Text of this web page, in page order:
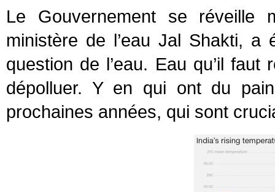
Le Gouvernement se réveille
ministère de l’eauJal Shakti, a
question de l’eau. Eau qu’il
dépolluer. Y en qui ont du
prochaines années, qui sont